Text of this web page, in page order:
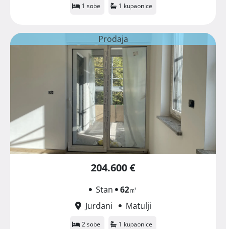
1 sobe 1 kupaonice
Prodaja
204.600 €
Stan 62㎡
Jurdani
Matulji
2 sobe 1 kupaonice